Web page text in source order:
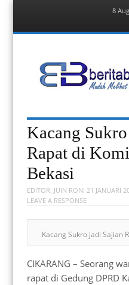
8
Menu
to
Berita
Menu
Skip
to
content
Kacang
Rapat di
Bekasi
EDITOR: JUIN RONI 21 JANUARI
LEAVE A RESPONSE
Kacang Sukro jadi Sajian
CIKARANG – Seorang
rapat di Gedung DPRD